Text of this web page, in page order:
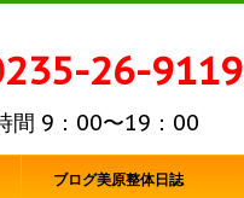
26-9119
間 9：00〜19：00
ブログ美原整体日誌